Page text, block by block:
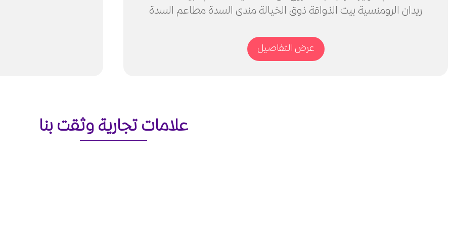
ريدان الرومنسية بيت الذواقة ذوق الخيالة مندى السدة مطاعم السدة
عرض التفاصيل
علامات تجارية وثقت بنا